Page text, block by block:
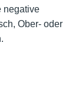
negative
Ober- oder